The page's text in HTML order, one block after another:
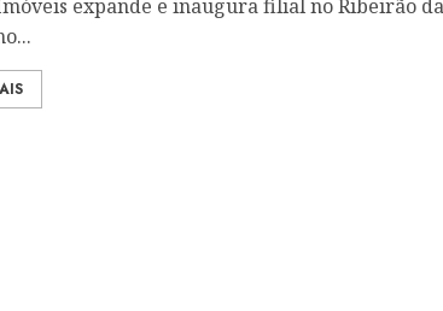
expande e inaugura filial no Ribeirão